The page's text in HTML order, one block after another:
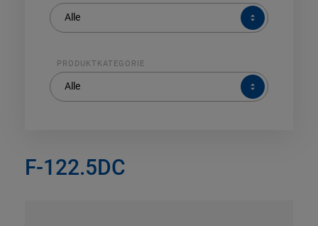
Alle
DOKUMENTENTYP
PRODUKTKATEGORIE
Alle
PRODUKTKATEGORIE
F-122.5DC